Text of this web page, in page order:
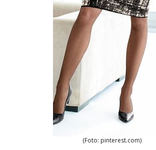
(Foto: pinterest.com)